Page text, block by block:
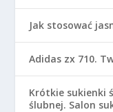
Jak stosować
Adidas zx 710.
Krótkie sukienki
ślubnej. Salon